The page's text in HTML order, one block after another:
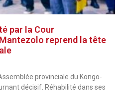
par la Cour
reprend la tête
provinciale du Kongo-
décisif. Réhabilité dans ses